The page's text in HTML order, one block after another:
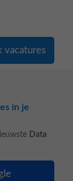
in je
Data